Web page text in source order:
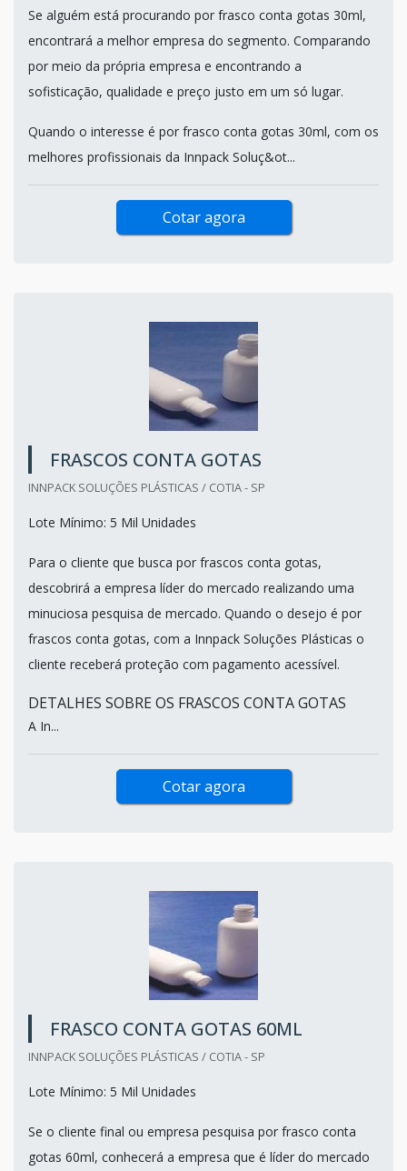
Se alguém está procurando por frasco conta gotas 30ml,
encontrará a melhor empresa do segmento. Comparando
por meio da própria empresa e encontrando a
sofisticação, qualidade e preço justo em um só lugar.
Quando o interesse é por frasco conta gotas 30ml, com os
melhores profissionais da Innpack Soluç&ot...
Cotar agora
FRASCOS CONTA GOTAS
INNPACK SOLUÇÕES PLÁSTICAS / COTIA - SP
Lote Mínimo: 5 Mil Unidades
Para o cliente que busca por frascos conta gotas,
descobrirá a empresa líder do mercado realizando uma
minuciosa pesquisa de mercado. Quando o desejo é por
frascos conta gotas, com a Innpack Soluções Plásticas o
cliente receberá proteção com pagamento acessível.
DETALHES SOBRE OS FRASCOS CONTA GOTAS
A In...
Cotar agora
FRASCO CONTA GOTAS 60ML
INNPACK SOLUÇÕES PLÁSTICAS / COTIA - SP
Lote Mínimo: 5 Mil Unidades
Se o cliente final ou empresa pesquisa por frasco conta
gotas 60ml, conhecerá a empresa que é líder do mercado